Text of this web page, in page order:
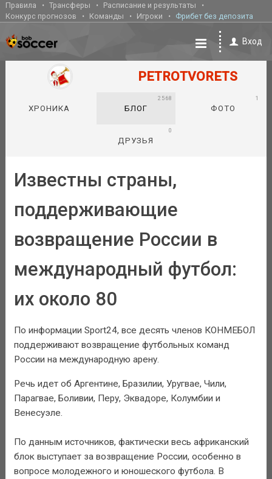
Правила Трансферы
Расписание и результаты
Конкурс прогнозов
Команды Игроки Фрибет без депозита
Вход
PETROTVORETS
ХРОНИКА БЛОГ
2568
ФОТО
1
ДРУЗЬЯ
0
Известны страны,
поддерживающие
возвращение России в
международный футбол:
их около 80
По информации Sport24, все десять членов КОНМЕБОЛ
поддерживают возвращение футбольных команд
России на международную арену.
Речь идет об Аргентине, Бразилии, Уругвае, Чили,
Парагвае, Боливии, Перу, Эквадоре, Колумбии и
Венесуэле.
По данным источников, фактически весь африканский
блок выступает за возвращение России, особенно в
вопросе молодежного и юношеского футбола. В